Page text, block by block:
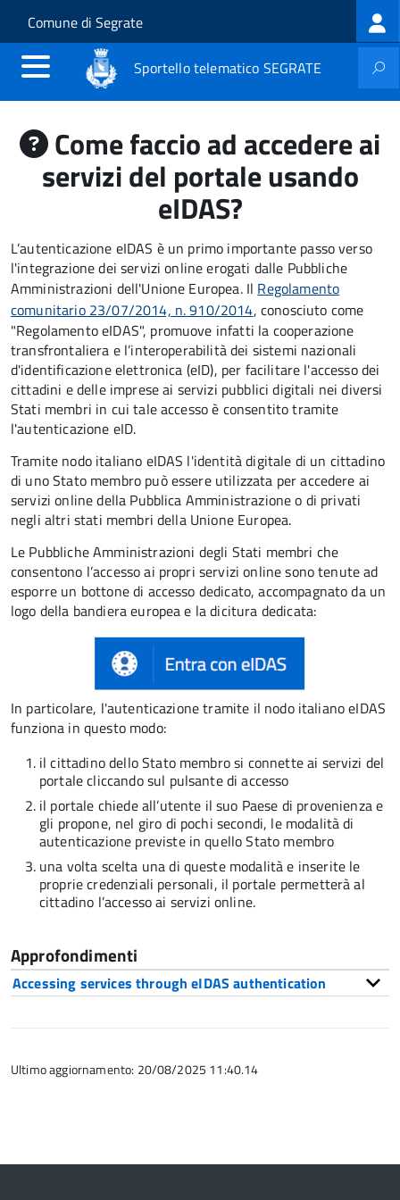
Salta al contenuto principale
Skip to site navigation
Comune di Segrate
Sportello telematico SEGRATE
Come faccio ad accedere ai
servizi del portale usando
eIDAS?
L’autenticazione eIDAS è un primo importante passo verso
l'integrazione dei servizi online erogati dalle Pubbliche
Amministrazioni dell'Unione Europea. Il Regolamento
comunitario 23/07/2014, n. 910/2014, conosciuto come
"Regolamento eIDAS", promuove infatti la cooperazione
transfrontaliera e l’interoperabilità dei sistemi nazionali
d'identificazione elettronica (eID), per facilitare l'accesso dei
cittadini e delle imprese ai servizi pubblici digitali nei diversi
Stati membri in cui tale accesso è consentito tramite
l'autenticazione eID.
Tramite nodo italiano eIDAS l'identità digitale di un cittadino
di uno Stato membro può essere utilizzata per accedere ai
servizi online della Pubblica Amministrazione o di privati
negli altri stati membri della Unione Europea.
Le Pubbliche Amministrazioni degli Stati membri che
consentono l’accesso ai propri servizi online sono tenute ad
esporre un bottone di accesso dedicato, accompagnato da un
logo della bandiera europea e la dicitura dedicata:
In particolare, l'autenticazione tramite il nodo italiano eIDAS
funziona in questo modo:
il cittadino dello Stato membro si connette ai servizi del
portale cliccando sul pulsante di accesso
il portale chiede all’utente il suo Paese di provenienza e
gli propone, nel giro di pochi secondi, le modalità di
autenticazione previste in quello Stato membro
una volta scelta una di queste modalità e inserite le
proprie credenziali personali, il portale permetterà al
cittadino l’accesso ai servizi online.
Approfondimenti
Accessing services through eIDAS authentication
Ultimo aggiornamento: 20/08/2025 11:40.14